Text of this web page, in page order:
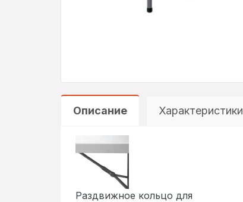
Описание Характеристики
Раздвижное кольцо для